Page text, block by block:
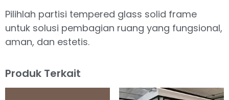
Pilihlah partisi tempered glass solid frame
untuk solusi pembagian ruang yang fungsional,
aman, dan estetis.
Produk Terkait